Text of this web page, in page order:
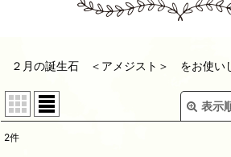
２月の誕生石 ＜アメジスト＞ をお使い
表示
2件